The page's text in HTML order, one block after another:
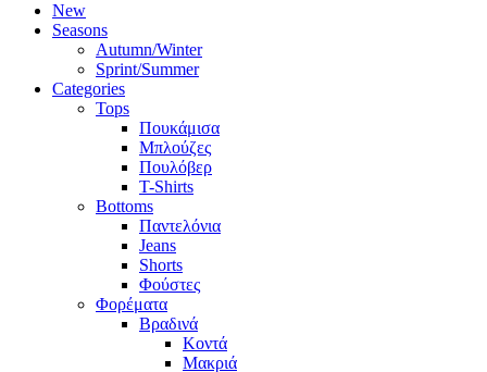
New
Seasons
Autumn/Winter
Sprint/Summer
Categories
Tops
Πουκάμισα
Μπλούζες
Πουλόβερ
T-Shirts
Bottoms
Παντελόνια
Jeans
Shorts
Φούστες
Φορέματα
Βραδινά
Κοντά
Μακριά